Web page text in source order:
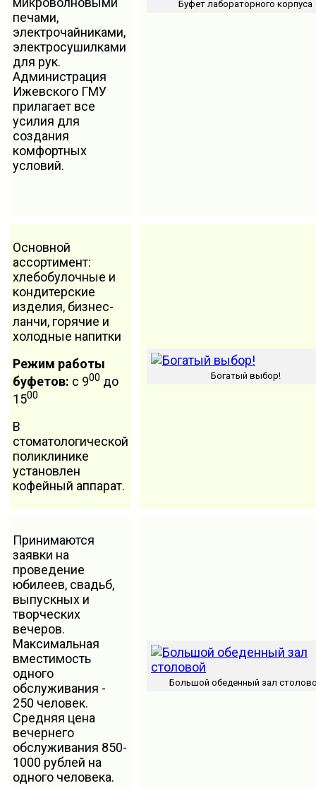
печами,
электрочайниками,
электросушилками
для рук.
Администрация
Ижевского ГМУ
прилагает все
усилия для
создания
комфортных
условий.
Буфет лабораторного корпуса
Основной
ассортимент:
хлебобулочные и
кондитерские
изделия, бизнес-
ланчи, горячие и
холодные напитки
Режим работы
буфетов: с 900 до
1500
В
стоматологической
поликлинике
установлен
кофейный аппарат.
Богатый выбор!
Принимаются
заявки на
проведение
юбилеев, свадьб,
выпускных и
творческих
вечеров.
Максимальная
вместимость
одного
обслуживания -
250 человек.
Средняя цена
вечернего
обслуживания 850-
1000 рублей на
одного человека.
Большой обеденный зал